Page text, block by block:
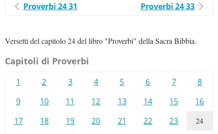
Proverbi 24 31 Proverbi 24 33
Versetti del capitolo 24 del libro "Proverbi" della Sacra Bibbia.
Capitoli di Proverbi
1 2 3 4 5 6 7
8
9
10 11 12 13 14 15
16
17
18 19 20 21 22 23 24